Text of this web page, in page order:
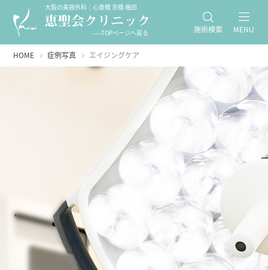
大阪の美容外科｜心斎橋 京橋 梅田
-----TOPページへ戻る 施術検索 MENU
HOME 症例写真 エイジングケア